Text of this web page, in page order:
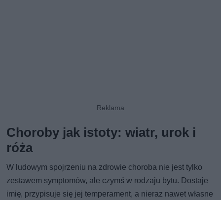
Choroby jak istoty: wiatr, urok i
róża
W ludowym spojrzeniu na zdrowie choroba nie jest tylko
zestawem symptomów, ale czymś w rodzaju bytu. Dostaje
imię, przypisuje się jej temperament, a nieraz nawet własne